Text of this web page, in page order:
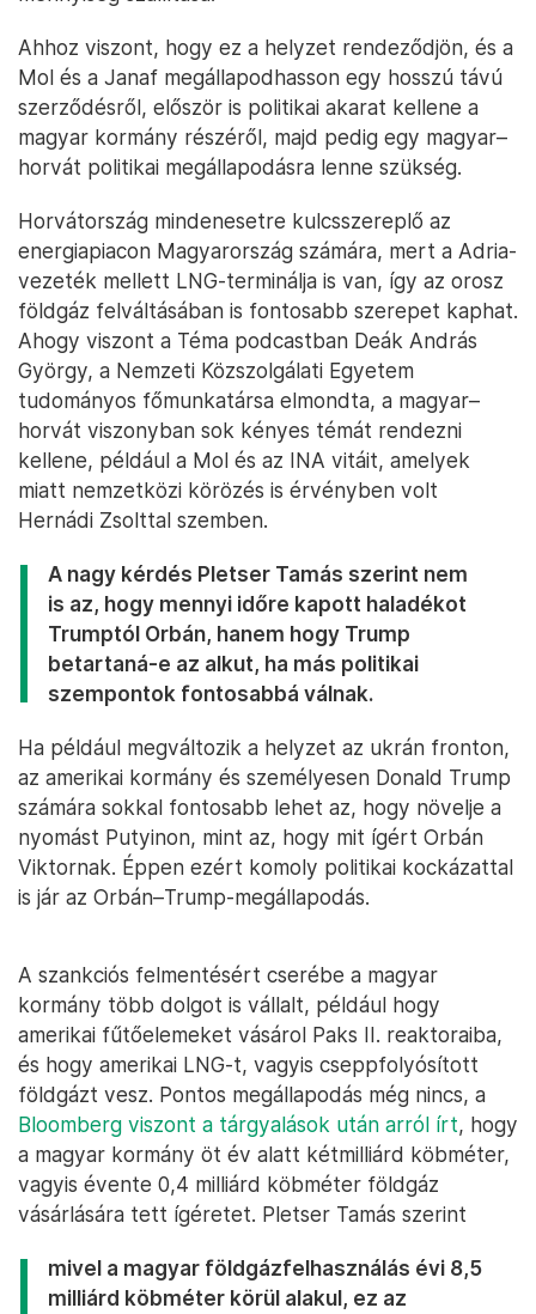
Ahhoz viszont, hogy ez a helyzet rendeződjön, és a
Mol és a Janaf megállapodhasson egy hosszú távú
szerződésről, először is politikai akarat kellene a
magyar kormány részéről, majd pedig egy magyar–
horvát politikai megállapodásra lenne szükség.
Horvátország mindenesetre kulcsszereplő az
energiapiacon Magyarország számára, mert a Adria-
vezeték mellett LNG-terminálja is van, így az orosz
földgáz felváltásában is fontosabb szerepet kaphat.
Ahogy viszont a Téma podcastban Deák András
György, a Nemzeti Közszolgálati Egyetem
tudományos főmunkatársa elmondta, a magyar–
horvát viszonyban sok kényes témát rendezni
kellene, például a Mol és az INA vitáit, amelyek
miatt nemzetközi körözés is érvényben volt
Hernádi Zsolttal szemben.
A nagy kérdés Pletser Tamás szerint nem
is az, hogy mennyi időre kapott haladékot
Trumptól Orbán, hanem hogy Trump
betartaná-e az alkut, ha más politikai
szempontok fontosabbá válnak.
Ha például megváltozik a helyzet az ukrán fronton,
az amerikai kormány és személyesen Donald Trump
számára sokkal fontosabb lehet az, hogy növelje a
nyomást Putyinon, mint az, hogy mit ígért Orbán
Viktornak. Éppen ezért komoly politikai kockázattal
is jár az Orbán–Trump-megállapodás.
A szankciós felmentésért cserébe a magyar
kormány több dolgot is vállalt, például hogy
amerikai fűtőelemeket vásárol Paks II. reaktoraiba,
és hogy amerikai LNG-t, vagyis cseppfolyósított
földgázt vesz. Pontos megállapodás még nincs, a
Bloomberg viszont a tárgyalások után arról írt, hogy
a magyar kormány öt év alatt kétmilliárd köbméter,
vagyis évente 0,4 milliárd köbméter földgáz
vásárlására tett ígéretet. Pletser Tamás szerint
mivel a magyar földgázfelhasználás évi 8,5
milliárd köbméter körül alakul, ez az